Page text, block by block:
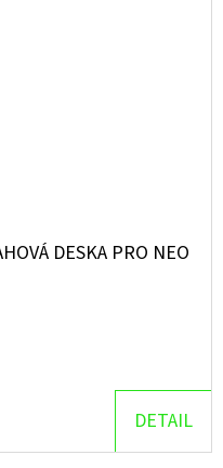
DESKA PRO NEO
DETAIL